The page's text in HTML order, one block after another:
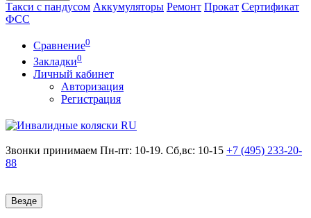
Такси с пандусом Аккумуляторы Ремонт Прокат Сертификат
ФСС
Сравнение0
Закладки0
Личный кабинет
Авторизация
Регистрация
Звонки принимаем Пн-пт: 10-19. Сб,вс: 10-15 +7 (495) 233-20-
88
Везде